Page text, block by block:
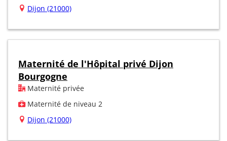
Dijon (21000)
Maternité de l'Hôpital privé Dijon
Bourgogne
Maternité privée
Maternité de niveau 2
Dijon (21000)